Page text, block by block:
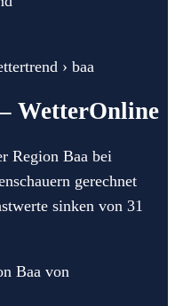
› baa
WetterOnline
Region Baa bei
gerechnet
sinken von 31
Baa von